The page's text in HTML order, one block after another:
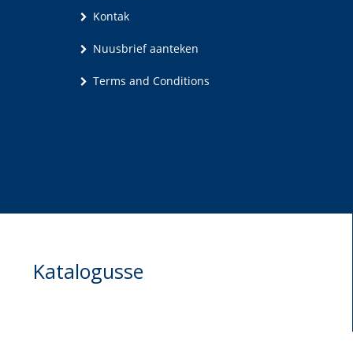
Kontak
Nuusbrief aanteken
Terms and Conditions
Katalogusse